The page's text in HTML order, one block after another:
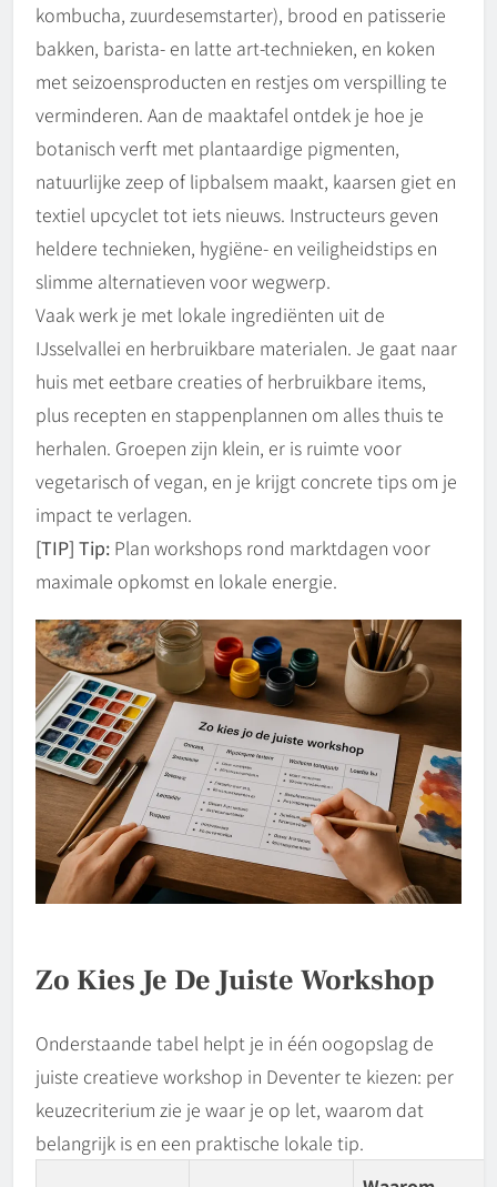
kombucha, zuurdesemstarter), brood en patisserie
bakken, barista- en latte art-technieken, en koken
met seizoensproducten en restjes om verspilling te
verminderen. Aan de maaktafel ontdek je hoe je
botanisch verft met plantaardige pigmenten,
natuurlijke zeep of lipbalsem maakt, kaarsen giet en
textiel upcyclet tot iets nieuws. Instructeurs geven
heldere technieken, hygiëne- en veiligheidstips en
slimme alternatieven voor wegwerp.
Vaak werk je met lokale ingrediënten uit de
IJsselvallei en herbruikbare materialen. Je gaat naar
huis met eetbare creaties of herbruikbare items,
plus recepten en stappenplannen om alles thuis te
herhalen. Groepen zijn klein, er is ruimte voor
vegetarisch of vegan, en je krijgt concrete tips om je
impact te verlagen.
[TIP] Tip: Plan workshops rond marktdagen voor
maximale opkomst en lokale energie.
Zo Kies Je De Juiste Workshop
Onderstaande tabel helpt je in één oogopslag de
juiste creatieve workshop in Deventer te kiezen: per
keuzecriterium zie je waar je op let, waarom dat
belangrijk is en een praktische lokale tip.